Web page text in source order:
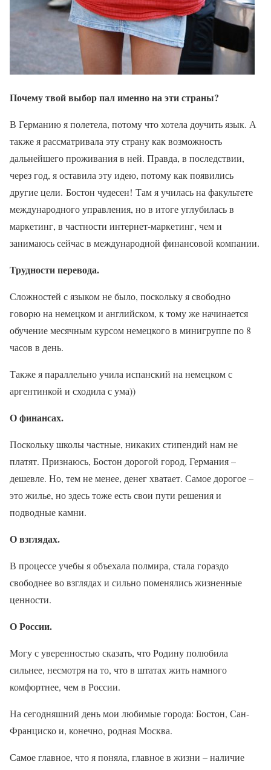
Почему твой выбор пал именно на эти страны?
В Германию я полетела, потому что хотела доучить язык. А
также я рассматривала эту страну как возможность
дальнейшего проживания в ней. Правда, в последствии,
через год, я оставила эту идею, потому как появились
другие цели. Бостон чудесен! Там я училась на факультете
международного управления, но в итоге углубилась в
маркетинг, в частности интернет-маркетинг, чем и
занимаюсь сейчас в международной финансовой компании.
Трудности перевода.
Сложностей с языком не было, поскольку я свободно
говорю на немецком и английском, к тому же начинается
обучение месячным курсом немецкого в минигруппе по 8
часов в день.
Также я параллельно учила испанский на немецком с
аргентинкой и сходила с ума))
О финансах.
Поскольку школы частные, никаких стипендий нам не
платят. Признаюсь, Бостон дорогой город, Германия –
дешевле. Но, тем не менее, денег хватает. Самое дорогое –
это жилье, но здесь тоже есть свои пути решения и
подводные камни.
О взглядах.
В процессе учебы я объехала полмира, стала гораздо
свободнее во взглядах и сильно поменялись жизненные
ценности.
О России.
Могу с уверенностью сказать, что Родину полюбила
сильнее, несмотря на то, что в штатах жить намного
комфортнее, чем в России.
На сегодняшний день мои любимые города: Бостон, Сан-
Франциско и, конечно, родная Москва.
Самое главное, что я поняла, главное в жизни – наличие